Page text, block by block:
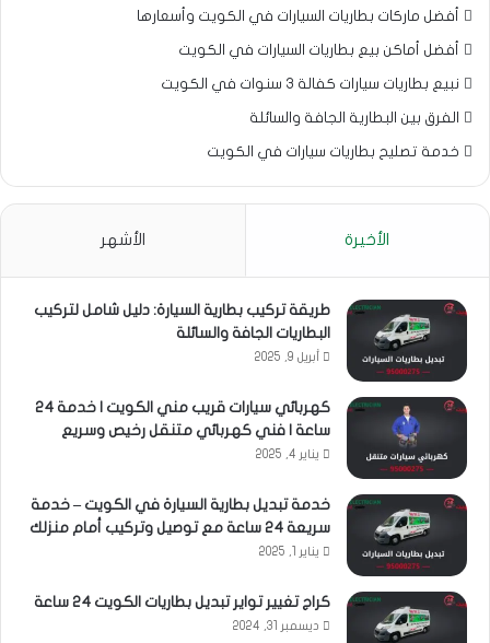
أفضل ماركات بطاريات السيارات في الكويت وأسعارها
أفضل أماكن بيع بطاريات السيارات في الكويت
نبيع بطاريات سيارات كفالة 3 سنوات في الكويت
الفرق بين البطارية الجافة والسائلة
خدمة تصليح بطاريات سيارات في الكويت
الأخيرة الأشهر
طريقة تركيب بطارية السيارة: دليل شامل لتركيب
البطاريات الجافة والسائلة
أبريل 9, 2025
كهربائي سيارات قريب مني الكويت | خدمة 24
ساعة | فني كهربائي متنقل رخيص وسريع
يناير 4, 2025
خدمة تبديل بطارية السيارة في الكويت – خدمة
سريعة 24 ساعة مع توصيل وتركيب أمام منزلك
يناير 1, 2025
كراج تغيير تواير تبديل بطاريات الكويت 24 ساعة
ديسمبر 31, 2024